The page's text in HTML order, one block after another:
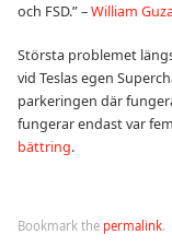
och FSD.” –William
Största problemet
vid Teslas egen
parkeringen där
fungerar endast var
bättring.
Bookmark the permalink.